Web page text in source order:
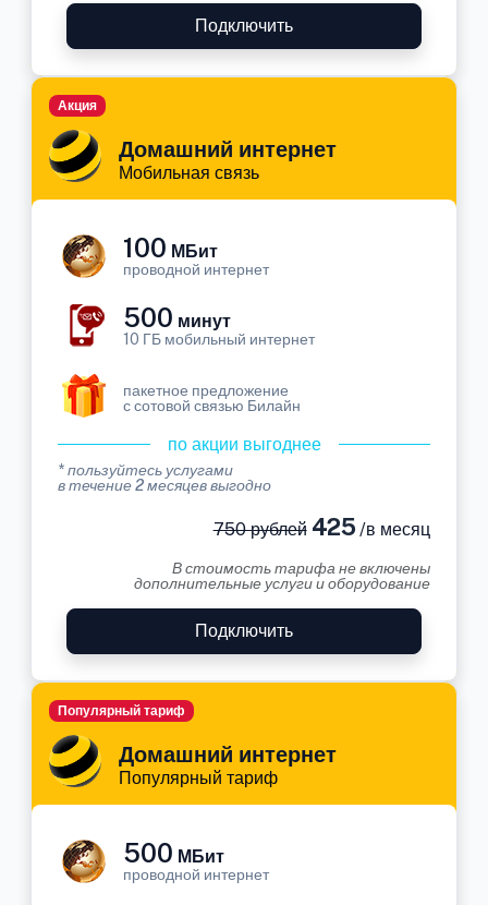
Подключить
Домашний интернет
Мобильная связь
Акция
100 МБит
проводной интернет
500 минут
10 ГБ мобильный интернет
пакетное предложение
с сотовой связью Билайн
по акции выгоднее
* пользуйтесь услугами
в течение 2 месяцев выгодно
750 рублей425 /в месяц
В стоимость тарифа не включены
дополнительные услуги и оборудование
Подключить
Домашний интернет
Популярный тариф
Популярный тариф
500 МБит
проводной интернет